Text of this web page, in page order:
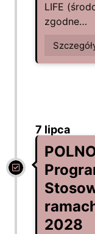
LIFE
zgodne…
7 lipca
2028